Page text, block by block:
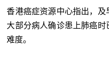
香港癌症资源中心指出，
大部分病人确诊患上肺癌
难度。